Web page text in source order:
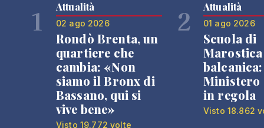
1 Attualità
02 ago 2026
Rondò Brenta, un
quartiere che
cambia: «Non
siamo il Bronx di
Bassano, qui si
vive bene»
Visto 19.772 volte
2 Attualità
01 ago 2026
Scuola di
Ministero
in regola
Visto 18.862